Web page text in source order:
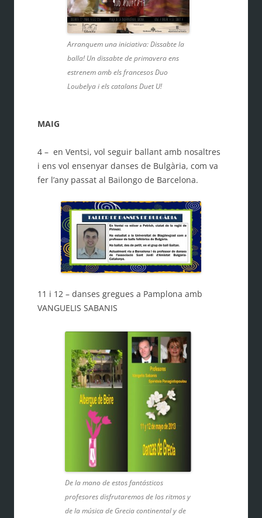
Arranquem una iniciativa: Dissabte la
balla! Un dissabte de primavera ens
estrenem amb els francesos Duo
Loubelya i els catalans Duet U!
MAIG
4 – en Ventsi, vol seguir ballant amb nosaltres
i ens vol ensenyar danses de Bulgària, com va
fer l’any passat al Bailongo de Barcelona.
11 i 12 – danses gregues a Pamplona amb
VANGUELIS SABANIS
De la mano de estos fantásticos
profesores disfrutaremos de los ritmos y
de la música de Grecia continental y de